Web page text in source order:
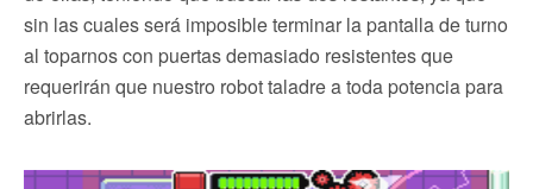
sin las cuales será imposible terminar la pantalla de turno
al toparnos con puertas demasiado resistentes que
requerirán que nuestro robot taladre a toda potencia para
abrirlas.